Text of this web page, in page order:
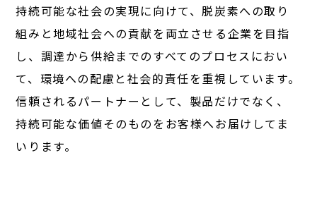
持続可能な社会の実現に向けて、脱炭素への取り
組みと地域社会への貢献を両立させる企業を目指
し、 調達から供給までのすべてのプロセスにおい
て、環境への配慮と社会的責任を重視しています。
信頼されるパートナーとして、製品だけでなく、
持続可能な価値そのものをお客様へお届けしてま
いります。